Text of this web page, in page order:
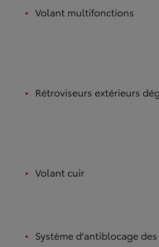
Volant multifonctions
Rétroviseurs extérieurs
Volant cuir
Système d'antiblocage